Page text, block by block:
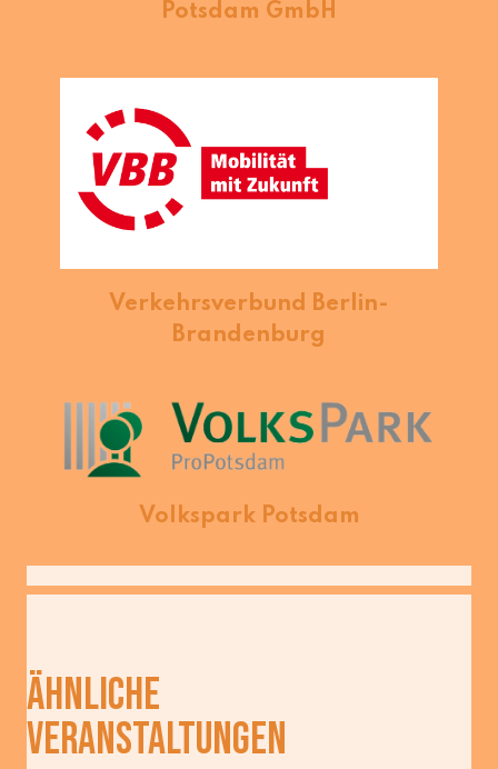
Potsdam GmbH
Verkehrsverbund Berlin-
Brandenburg
Volkspark Potsdam
ÄHNLICHE
VERANSTALTUNGEN